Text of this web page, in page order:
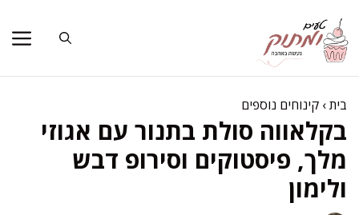
לתוכן
בית› קינוחים נוספים
בקלאווה סולת בתנור עם אגוזי
מלך, פיסטוקים וסירופ דבש
ולימון